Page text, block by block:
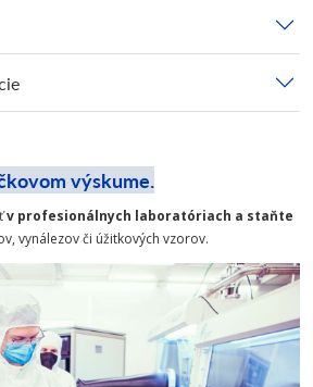
výskume.
v profesionálnych laboratóriach a staňte
vynálezov či úžitkových vzorov.